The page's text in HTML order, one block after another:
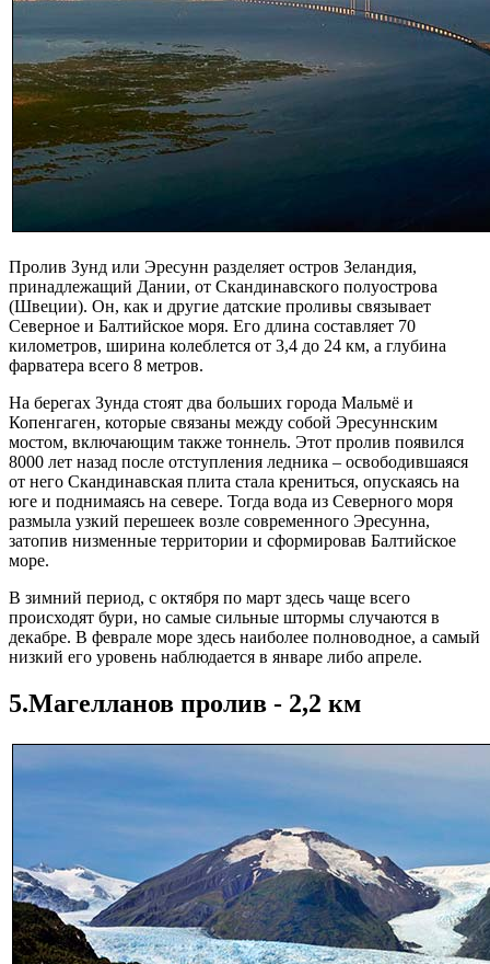
Пролив Зунд или Эресунн разделяет остров Зеландия,
принадлежащий Дании, от Скандинавского полуострова
(Швеции). Он, как и другие датские проливы связывает
Северное и Балтийское моря. Его длина составляет 70
километров, ширина колеблется от 3,4 до 24 км, а глубина
фарватера всего 8 метров.
На берегах Зунда стоят два больших города Мальмё и
Копенгаген, которые связаны между собой Эресуннским
мостом, включающим также тоннель. Этот пролив появился
8000 лет назад после отступления ледника – освободившаяся
от него Скандинавская плита стала крениться, опускаясь на
юге и поднимаясь на севере. Тогда вода из Северного моря
размыла узкий перешеек возле современного Эресунна,
затопив низменные территории и сформировав Балтийское
море.
В зимний период, с октября по март здесь чаще всего
происходят бури, но самые сильные штормы случаются в
декабре. В феврале море здесь наиболее полноводное, а самый
низкий его уровень наблюдается в январе либо апреле.
5.Магелланов пролив - 2,2 км